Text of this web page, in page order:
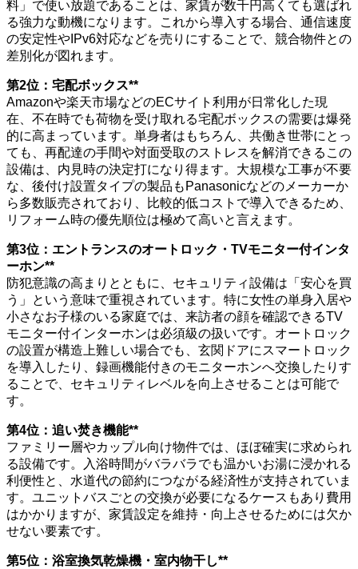
料」で使い放題であることは、家賃が数千円高くても選ばれ
る強力な動機になります。これから導入する場合、通信速度
の安定性やIPv6対応などを売りにすることで、競合物件との
差別化が図れます。
第2位：宅配ボックス**
Amazonや楽天市場などのECサイト利用が日常化した現
在、不在時でも荷物を受け取れる宅配ボックスの需要は爆発
的に高まっています。単身者はもちろん、共働き世帯にとっ
ても、再配達の手間や対面受取のストレスを解消できるこの
設備は、内見時の決定打になり得ます。大規模な工事が不要
な、後付け設置タイプの製品もPanasonicなどのメーカーか
ら多数販売されており、比較的低コストで導入できるため、
リフォーム時の優先順位は極めて高いと言えます。
第3位：エントランスのオートロック・TVモニター付インタ
ーホン**
防犯意識の高まりとともに、セキュリティ設備は「安心を買
う」という意味で重視されています。特に女性の単身入居や
小さなお子様のいる家庭では、来訪者の顔を確認できるTV
モニター付インターホンは必須級の扱いです。オートロック
の設置が構造上難しい場合でも、玄関ドアにスマートロック
を導入したり、録画機能付きのモニターホンへ交換したりす
ることで、セキュリティレベルを向上させることは可能で
す。
第4位：追い焚き機能**
ファミリー層やカップル向け物件では、ほぼ確実に求められ
る設備です。入浴時間がバラバラでも温かいお湯に浸かれる
利便性と、水道代の節約につながる経済性が支持されていま
す。ユニットバスごとの交換が必要になるケースもあり費用
はかかりますが、家賃設定を維持・向上させるためには欠か
せない要素です。
第5位：浴室換気乾燥機・室内物干し**